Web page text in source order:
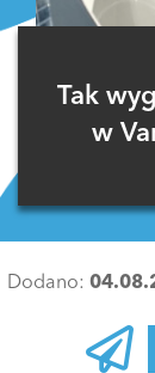
Tak
w
Dodano: